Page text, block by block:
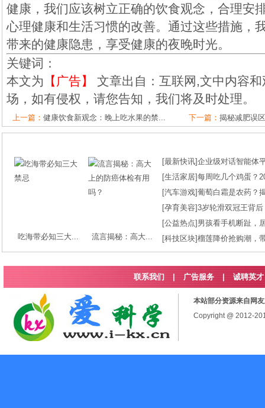
健康，我们应该树立正确的饮食观念，合理安
心理健康和生活习惯的改善。通过这些措施，
带来的健康隐患，享受健康的夜晚时光。
关键词：
本文为 【广告】
文章出自：互联网,文中内容
场，如有侵权，请您告知，我们将及时处理。
上一篇： 健康饮食新观念：晚上吃水果的禁... 下一篇： 揭秘减肥误
吃海带必知三大... 流言揭秘：高大...
[最新快讯]企业级对话智能体
[生活家居]每周吃几个鸡蛋？
[汽车游戏]葡萄白霜是农药？
[孕育美容]3岁轮滑双冠王背
[公益热点] 男孩看手机断趾，
[科技区块]榴莲降价抢购潮，
联系我们 广告服务 | 诚聘英才
本站部分资源来自网
Copyright @ 2012-